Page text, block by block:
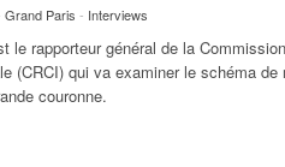
Grand Paris - Interviews
le rapporteur général de la
(CRCI) qui va examiner le schéma de
couronne.